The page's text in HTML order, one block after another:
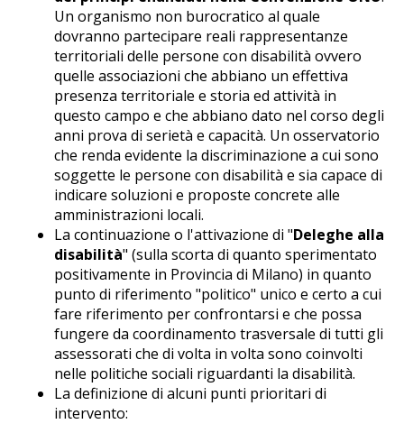
Un organismo non burocratico al quale
dovranno partecipare reali rappresentanze
territoriali delle persone con disabilità ovvero
quelle associazioni che abbiano un effettiva
presenza territoriale e storia ed attività in
questo campo e che abbiano dato nel corso degli
anni prova di serietà e capacità. Un osservatorio
che renda evidente la discriminazione a cui sono
soggette le persone con disabilità e sia capace di
indicare soluzioni e proposte concrete alle
amministrazioni locali.
La continuazione o l'attivazione di "Deleghe alla
disabilità" (sulla scorta di quanto sperimentato
positivamente in Provincia di Milano) in quanto
punto di riferimento "politico" unico e certo a cui
fare riferimento per confrontarsi e che possa
fungere da coordinamento trasversale di tutti gli
assessorati che di volta in volta sono coinvolti
nelle politiche sociali riguardanti la disabilità.
La definizione di alcuni punti prioritari di
intervento: